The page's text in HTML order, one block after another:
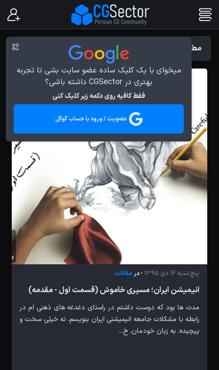
میخوای با یک کلیک ساده عضو سایت بشی تا تجربه
بهتری در CGSector داشته باشی؟
فقط کافیه روی دکمه زیر کلیک کنی
عضویت / ورود با حساب گوگل
مطالب با برچسب : Animators
پنج‌شنبه 16 دی 1395 - در مقالات
انیمیشن ایران؛ مسیری خاموش (قسمت اول - مقدمه)
مدت ها بود که دوست داشتم در راستای دغدغه های ذهنی ام در
رابطه با مشکلات جامعه انیمیشنی ایران بنویسم. نه خیلی سخت و
پیچیده. به زبان خودمان. خ...